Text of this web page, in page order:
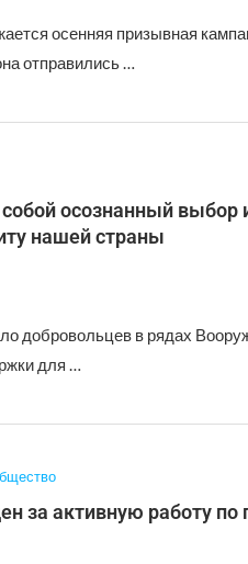
осенняя призывная
отправились …
осознанный выбор
нашей страны
добровольцев в рядах
для …
за активную работу по